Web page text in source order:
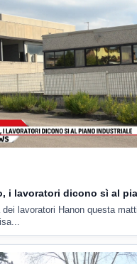
i lavoratori dicono sì al
dei lavoratori Hanon questa